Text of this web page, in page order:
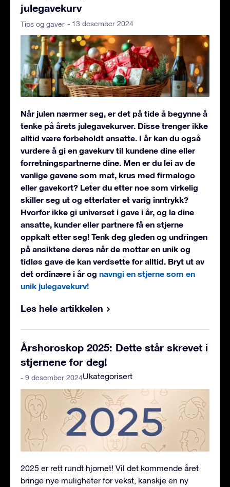
julegavekurv
Tips og gaver - 13 desember 2024
Når julen nærmer seg, er det på tide å begynne å
tenke på årets julegavekurver. Disse trenger ikke
alltid være forbeholdt ansatte. I år kan du også
vurdere å gi en gavekurv til kundene dine eller
forretningspartnerne dine. Men er du lei av de
vanlige gavene som mat, krus med firmalogo
eller gavekort? Leter du etter noe som virkelig
skiller seg ut og etterlater et varig inntrykk?
Hvorfor ikke gi universet i gave i år, og la dine
ansatte, kunder eller partnere få en stjerne
oppkalt etter seg! Tenk deg gleden og undringen
på ansiktene deres når de mottar en unik og
tidløs gave de kan verdsette for alltid. Bryt ut av
det ordinære i år og navngi en stjerne som en
unik julegavekurv!
Les hele artikkelen
Årshoroskop 2025: Dette står skrevet i
stjernene for deg!
Ukategorisert
- 9 desember 2024
2025 er rett rundt hjørnet! Vil det kommende året
bringe nye muligheter for vekst, kanskje en ny